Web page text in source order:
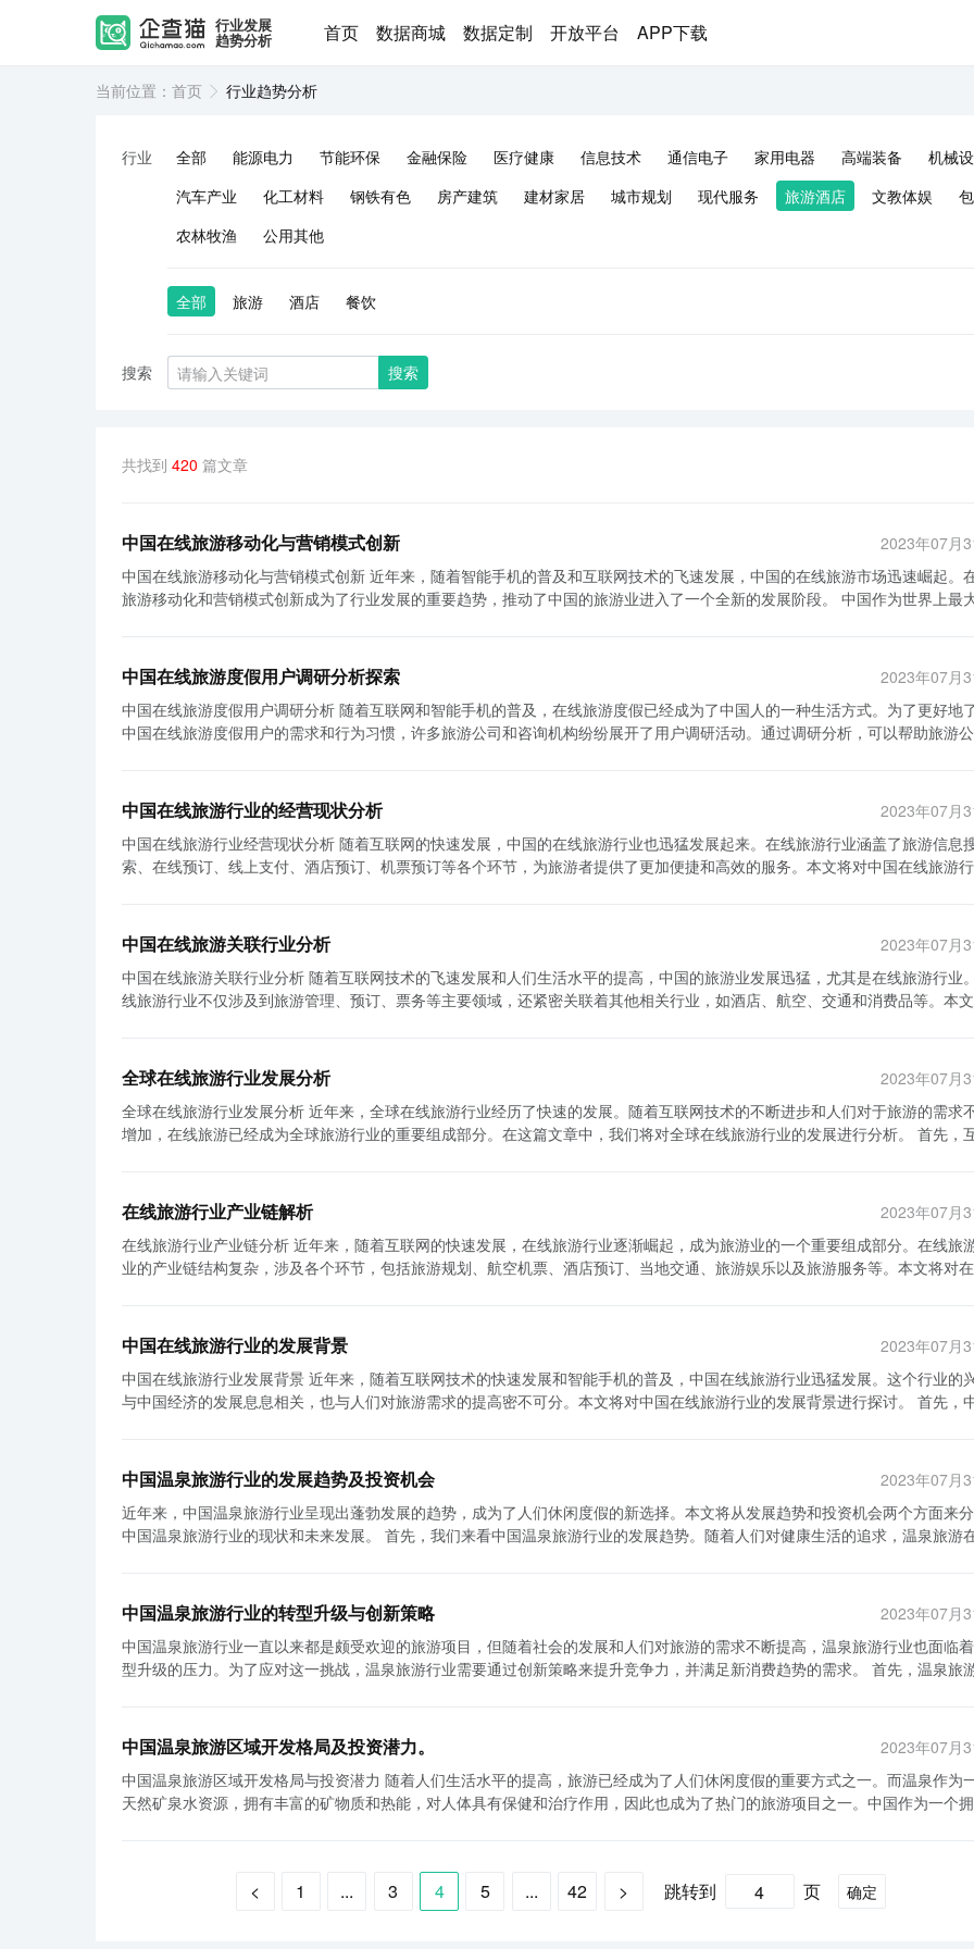
行业发展
趋势分析 首页 数据商城 数据定制 开放平台 APP下载
当前位置： 首页 行业趋势分析
行业 全部 能源电力 节能环保 金融保险 医疗健康 信息技术 通信电子 家用电器 高端装备 机械
汽车产业
化工材料 钢铁有色 房产建筑 建材家居 城市规划 现代服务 旅游酒店 文教体娱
农林牧渔
公用其他
全部 旅游 酒店 餐饮
搜索 搜索
共找到 420 篇文章
中国在线旅游移动化与营销模式创新
2023年07月
中国在线旅游移动化与营销模式创新 近年来，随着智能手机的普及和互联网技术的飞速发展，中国的在线旅游市场迅速崛起。在线
旅游移动化和营销模式创新成为了行业发展的重要趋势，推动了中国的旅游业进入了一个全新的发展阶段。 中国作为世界上最大的
验。移动应用程序还可以利用用户的地理位置信息，为他们提供个性化的推荐和服务，提高用户体验。 此外，中国在线旅游企业还
在营销模式方面进行了创新。他们过去主要依靠传统的销售渠道，如旅行社和门户网站，来吸引客户。然而，随着移动互联网
展，在线旅游企业开始注重通过社交媒体和直播等渠道进行营销。例如，他们会通过微信公众号或抖音等平台发布旅游攻略和
推荐，吸引年轻用户关注和参与。他们还会邀请旅行博主或明星拍摄旅游视频，通过直播或短视频平台进行推广。这些新的营
性化的服务，并通过精准的营销手段获得更多的用户。同时，移动化还能够帮助企业提高效率，降低成本，通过自动化的系统
和智能化的数据分析，实现效益的最大化。 然而，随着移动互联网的快速发展，中国的在线旅游市场也面临着一些挑战。首先，由
于市场竞争激烈，许多企业为了吸引用户，放低了价格，导致行业利润空间不断缩小。此外，由于数据安全和用户信息隐私的问
题，用户在使用移动应用程序时可能存在一定的顾虑。因此，在线旅游企业需要加强数据安全和隐私保护，树立用户信任和品
而，行业也需要面对一些挑战，如价格战和数据安全等问题。只有通过持续创新和提高服务质量，中国在线旅游行业才能持续
中国在线旅游度假用户调研分析探索
2023年07月
中国在线旅游度假用户调研分析 随着互联网和智能手机的普及，在线旅游度假已经成为了中国人的一种生活方式。为了更好地了解
中国在线旅游度假用户的需求和行为习惯，许多旅游公司和咨询机构纷纷展开了用户调研活动。通过调研分析，可以帮助旅游
女性用户在在线旅游度假中占有很大的比例。女性用户更加注重细节和服务的质量，愿意为更好的服务付出更高的价格。再次
线城市用户和三线城市用户的使用率也在不断提高。在线旅游度假的流行不再局限于一线城市，越来越多的二线城市和三线城
用户开始享受在线旅游度假的乐趣。 此外，用户调研还揭示了中国在线旅游度假用户的需求和行为习惯。首先，用户越来越关注旅
游质量和服务体验。他们不再满足于低价旅游产品，而是更加注重旅游的品质和服务的质量。例如，用户倾向于选择具有旅游
加倾向于选择有高口碑和好评的旅游产品和服务提供商。 根据以上分析，可以得出一些对在线旅游度假企业的建议。首先，在线旅
游企业应该更加重视年轻用户和女性用户的需求。他们是在线旅游度假的主要用户群体，企业应该着重满足他们的需求，提供更
个性化和细致的服务。其次，企业应该注重产品质量和服务体验。用户对产品和服务的质量要求越来越高，企业应该加强产品
量控制和服务的提升。此外，企业应该通过提供个性化定制的产品和服务，满足用户的不同需求和偏好。最后，企业应该注重
析，可以为企业提供切实可行的建议和方向。在线旅游度假行业将会继续发展，企业应该不断提升自己的服务和品质，满足用
中国在线旅游行业的经营现状分析
2023年07月
中国在线旅游行业经营现状分析 随着互联网的快速发展，中国的在线旅游行业也迅猛发展起来。在线旅游行业涵盖了旅游信息搜
索、在线预订、线上支付、酒店预订、机票预订等各个环节，为旅游者提供了更加便捷和高效的服务。本文将对中国在线旅游
业的快速发展，越来越多的人选择旅游作为休闲方式；二是互联网普及率的提高，大部分人都可以通过手机或电脑轻松上网查
预订旅游产品；三是在线旅游企业的技术和服务不断升级，提供了更加个性化、多样化的旅游产品。 其次，中国的在线旅游市场竞
争激烈。随着市场规模的扩大，越来越多的企业纷纷进入在线旅游行业，导致市场竞争日益激烈。热门的在线旅游公司如携程
哪儿、途牛等不断推出新的产品和服务，通过不断提升用户体验吸引更多的用户。同时，传统旅行社也开始加大在线旅游业务
要加强信息安全管理，防范黑客攻击和数据泄露，保护用户的合法权益。此外，消费者对在线旅游行业的诚信度也存在一定的疑
虑，一些不法分子利用假机票和酒店信息等进行欺诈活动。在线旅游企业需要加强诚信建设，提高行业的整体信誉度。 最后，中国
的在线旅游行业存在着巨大的发展潜力。随着中国人民生活水平的提高和旅游观念的改变，旅游需求不断增加。在线旅游行业
利用互联网科技和大数据分析等手段，可以更精准地满足不同用户的需求，提供更多元化和个性化的旅游产品。此外，随着5G
监管，提高行业的整体诚信度和服务质量，为在线旅游行业的健康发展提供有力支持。
中国在线旅游关联行业分析
2023年07月
中国在线旅游关联行业分析 随着互联网技术的飞速发展和人们生活水平的提高，中国的旅游业发展迅猛，尤其是在线旅游行业。在
线旅游行业不仅涉及到旅游管理、预订、票务等主要领域，还紧密关联着其他相关行业，如酒店、航空、交通和消费品等。本
酒店也通过在线旅游平台增加了曝光度和客源，实现了销售增长。 其次，航空行业也与在线旅游行业密切相关。作为一种标志性的
旅游方式，飞机是很多人的首选交通工具。在线旅游平台通过与航空公司合作，为用户提供机票查询、订购和支付服务。航空
借助在线旅游平台的平台效应，能够更好地推广航线、提高机票销售，同时也为用户提供了更多的选择和购票便利。 交通行业是在
线旅游的重要配套服务之一。旅游过程中的交通工具、接送服务等，都是旅游者出行的必备条件。在线旅游平台通过合作伙伴
色商品等。在线旅游平台通过提供关于目的地商品的信息和导购，引导用户进行购物消费。同时，消费品企业也通过在线旅游
实现了销售渠道的拓展和市场份额的增长。 综上所述，中国的在线旅游行业与酒店、航空、交通和消费品等关联行业紧密相连，并
通过与其合作实现互利共赢。在线旅游平台通过提供酒店预订、机票订购、交通服务和购物导购等服务，增加了用户的选择和
性，同时也推动了相关行业的发展。酒店、航空、交通和消费品企业通过在在线旅游平台上的曝光度和销售机会，提高了品牌
全球在线旅游行业发展分析
2023年07月
全球在线旅游行业发展分析 近年来，全球在线旅游行业经历了快速的发展。随着互联网技术的不断进步和人们对于旅游的需求不断
增加，在线旅游已经成为全球旅游行业的重要组成部分。在这篇文章中，我们将对全球在线旅游行业的发展进行分析。 首先，互联
时，智能手机和移动应用程序的普及也进一步促进了在线旅游的发展。人们可以通过手机随时随地进行在线旅游预订，方便快
其次，全球旅游需求的增加也推动了在线旅游行业的发展。随着生活水平的提高和人们对休闲度假的追求，旅游已经成为了人
活中重要的一部分。无论是短途旅行还是长途旅行，越来越多的人愿意通过在线平台进行旅游预订。在线旅游提供了更多选择
利，让人们更加容易实现自己的旅游梦想。 再次，在线旅游市场竞争激烈也是全球在线旅游行业发展的特点之一。随着在线旅游平
新的问题和挑战。首先是安全和隐私问题。在在线预订过程中，消费者需要提供敏感的个人和财务信息。在线旅游企业需要加
据保护，确保消费者的信息安全，以建立消费者的信任。其次，滥用评论和虚假信息也是一个挑战。一些不良商家利用网络匿名
发布虚假评论和信息，误导消费者做出错误的决策。在线旅游平台需要采取措施来保证评论的真实性和客观性，提供给消费者
可靠的旅游信息。 综上所述，全球在线旅游行业在互联网技术的推动下迅速发展。它为消费者提供了更方便、快捷、多样化的旅游
在线旅游行业产业链解析
2023年07月
在线旅游行业产业链分析 近年来，随着互联网的快速发展，在线旅游行业逐渐崛起，成为旅游业的一个重要组成部分。在线旅游行
业的产业链结构复杂，涉及各个环节，包括旅游规划、航空机票、酒店预订、当地交通、旅游娱乐以及旅游服务等。本文将对
游规划。在线旅游平台通过提供详细的目的地介绍、旅游攻略、酒店推荐等服务，帮助用户更好地规划旅行。 其次，航空机票和酒
店预订是在线旅游行业产业链中的重要环节。在过去，用户需要通过繁琐的电话、柜台预订等方式购买机票和酒店，费时费力
在线旅游平台为用户提供了一站式的服务，在线预订航空机票和酒店变得十分便捷。用户可以通过在线平台查找最佳航班、航
司、酒店价格、评价等信息进行选择，并且实现即时支付。 此外，当地交通也是在线旅游行业产业链中的重要环节。在一个陌生的
游娱乐也是在线旅游行业产业链中的一个关键环节。在线旅游平台通过提供门票预订、旅游景点导览等服务，方便用户购买景
票，并且了解景点的开放时间、导览信息等。一些在线旅游平台还推出了旅游团购、旅游活动推荐等服务，丰富用户的旅游体验
最后，旅游服务是在线旅游行业产业链中的收尾环节。在线旅游平台通过提供在线客服、用户评价、旅游保险等服务，为用户
全程的旅游支持。用户可以通过在线客服咨询旅游相关问题、了解旅游服务的质量，并且购买旅游保险保障自己的权益。 总结起
适的旅行体验。随着科技的不断发展，我们可以预见，在线旅游行业的产业链将继续扩展和完善，为用户提供更加全面、个性
中国在线旅游行业的发展背景
2023年07月
中国在线旅游行业发展背景 近年来，随着互联网技术的快速发展和智能手机的普及，中国在线旅游行业迅猛发展。这个行业的兴起
与中国经济的发展息息相关，也与人们对旅游需求的提高密不可分。本文将对中国在线旅游行业的发展背景进行探讨。 首先，中国
其次，互联网技术的发展为在线旅游行业的兴起提供了条件。随着互联网技术的不断发展，人们的生活方式和消费习惯发生了
的变化。在线旅游平台通过互联网技术将旅游资源信息高效地传达给用户，使得旅行规划和预订更加便捷。同时，在线支付的
也为用户提供了更加便利和安全的付款方式。这一系列的技术创新为在线旅游行业的发展提供了坚实的基础。 此外，移动互联网的
普及也对中国在线旅游行业的兴起起到了重要推动作用。智能手机的普及率不断攀升，使得人们可以随时随地通过移动应用程
提供了重要保障。中国政府重视旅游业的发展，并将其列为战略性支持的产业之一。政府在政策上给予在线旅游平台一定的支
优惠，并鼓励行业内的创新和合作。这一系列的举措吸引了大量资本的投入，推动了在线旅游行业快速发展。 总结而言，中国在线
旅游行业的发展离不开中国经济的持续增长和人们对旅游需求的提高。同时，互联网技术的快速发展、移动互联网的普及以及
的支持和鼓励也为该行业的兴起提供了有力保障。随着中国人民生活水平的提高和互联网技术的进一步发展，相信中国在线旅
中国温泉旅游行业的发展趋势及投资机会
2023年07月
近年来，中国温泉旅游行业呈现出蓬勃发展的趋势，成为了人们休闲度假的新选择。本文将从发展趋势和投资机会两个方面来
中国温泉旅游行业的现状和未来发展。 首先，我们来看中国温泉旅游行业的发展趋势。随着人们对健康生活的追求，温泉旅游在近
远高于整体旅游行业增长率。 其次，中国温泉旅游行业的发展还得益于优秀的资源基础。中国是全球温泉资源最富集的国家之一，
拥有丰富的温泉水源。据统计，中国温泉资源总面积超过8000平方公里，分布在全国各地。这些优秀的温泉资源为发展温泉旅
供了良好的基础条件，吸引了大量的游客。 此外，多元化的温泉产品也为中国温泉旅游行业的发展提供了巨大的推动力。除了传统
的温泉度假，如温泉泡浴、温泉spa等，现代温泉度假村还结合了度假村、高尔夫球场、水上乐园等多种旅游元素，为游客提供
人们对健康生活的追求，温泉旅游市场需求不断增加，尤其是针对中高端消费人群。这为投资者提供了丰厚的利润空间。其次
府对于温泉旅游行业的支持力度也越来越大。政策的推动和资金的支持都为温泉旅游行业的发展提供了保障。此外，投资中国温
旅游行业还有利于地方经济的发展，提升地方形象，吸引更多的游客和投资。 综上所述，中国温泉旅游行业以其蓬勃发展的趋势和
巨大的投资机会吸引了越来越多的投资者的关注。在未来，随着健康生活理念的普及和人们对休闲度假需求的增加，温泉旅游
中国温泉旅游行业的转型升级与创新策略
2023年07月
中国温泉旅游行业一直以来都是颇受欢迎的旅游项目，但随着社会的发展和人们对旅游的需求不断提高，温泉旅游行业也面临
型升级的压力。为了应对这一挑战，温泉旅游行业需要通过创新策略来提升竞争力，并满足新消费趋势的需求。 首先，温泉旅游行
设施的舒适度和便利性，为游客提供更好的体验。 其次，温泉旅游行业需要加强与其他行业的联动合作。随着旅游业的发展，人们
对旅游产品的要求越来越高，他们期望能够在温泉旅游的同时享受到更多的服务和娱乐项目。因此，温泉旅游行业可以与酒店
食、购物等相关行业合作，联动推出旅游套餐，为游客提供全方位的服务。这样不仅可以增加收入，还可以提高游客的满意度
诚度。 此外，温泉旅游行业还可以通过创新推出更多的旅游体验项目来吸引游客。例如，可以将温泉与养生、健身、康养等元素相
的市场竞争中，良好的品牌形象和广告宣传是吸引游客的重要手段。因此，温泉旅游企业应该加强市场调研，了解消费者的需求
制定有效的宣传策略，提升品牌知名度。此外，还应该加强与旅游协会、旅行社等行业组织的联系，参加各类旅游展会和推广活
中国温泉旅游区域开发格局及投资潜力。
2023年07月
中国温泉旅游区域开发格局与投资潜力 随着人们生活水平的提高，旅游已经成为了人们休闲度假的重要方式之一。而温泉作为一种
天然矿泉水资源，拥有丰富的矿物质和热能，对人体具有保健和治疗作用，因此也成为了热门的旅游项目之一。中国作为一个
东部沿海地区的温泉旅游区域最为发达，例如浙江的杭州、江苏的扬州等地，拥有优美的自然环境和丰富的温泉资源，吸引了大
游客前来观光和休闲。西部地区的温泉旅游区域相对较少，但拥有的温泉资源非常珍贵，例如四川的九寨沟和云南的丽江等地，
其独特的地理环境和历史文化吸引了大量游客。中部地区的温泉旅游区域在近年来也得到了较大的发展，例如湖南的韶山、湖北
< 1 ... 3 4 5 ... 42 > 跳转到 页 确定